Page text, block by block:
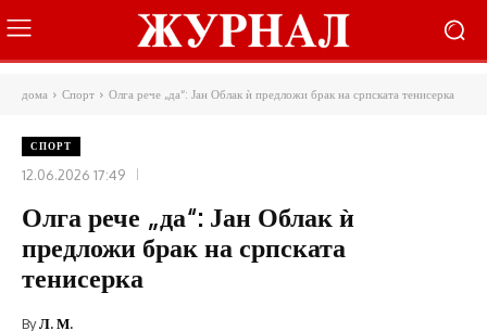
дома Спорт Олга рече „да“: Јан Облак ѝ предложи брак на српската тенисерка
СПОРТ
12.06.2026 17:49
Олга рече „да“: Јан Облак ѝ
предложи брак на српската
тенисерка
ByЛ. М.